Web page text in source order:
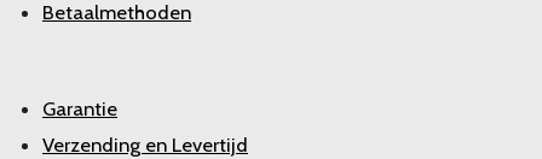
Betaalmethoden
Garantie
Verzending en Levertijd